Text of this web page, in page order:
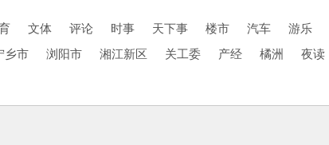
文体 评论 时事 天下事 楼市 汽车 游乐
乡市 浏阳市 湘江新区 关工委 产经 橘洲 夜读